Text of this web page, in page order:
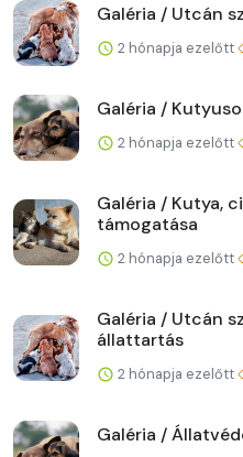
Galéria / Utcán
2 hónapja ezelőtt
Galéria /
2 hónapja ezelőtt
Galéria / Kutya,
támogatása
2 hónapja ezelőtt
Galéria / Utcán
állattartás
2 hónapja ezelőtt
Galéria /